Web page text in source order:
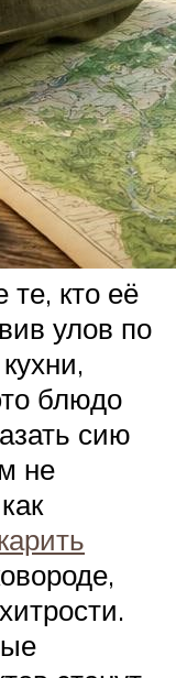
кто её
улов по
блюдо
сию
не